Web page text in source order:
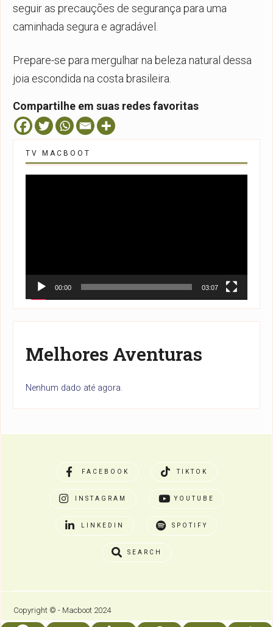
seguir as precauções de segurança para uma
caminhada segura e agradável.
Prepare-se para mergulhar na beleza natural dessa
joia escondida na costa brasileira.
Compartilhe em suas redes favoritas
TV MACBOOT
00:00 03:07
Melhores Aventuras
Nenhum dado até agora.
FACEBOOK TIKTOK
INSTAGRAM YOUTUBE
LINKEDIN SPOTIFY
SEARCH
Copyright © - Macboot 2024